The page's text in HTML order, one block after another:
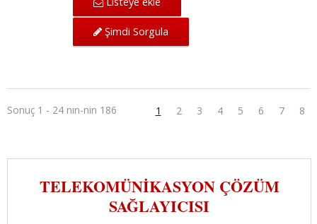
standartları altında ağ için mükemmel iletim
kalitesi sağlar. Fiber optik yama kablosu, yerel
alan ağı, fiber optik iletişim sistemi ve CATV
uygulamaları için fiber optik ekipmanlarla
Şimdi Sorgula
Sonuç 1 - 24 nın-nin 186 1 2 3 4 5 6 7 8
TELEKOMÜNIKASYON ÇÖZÜM
SAĞLAYICISI